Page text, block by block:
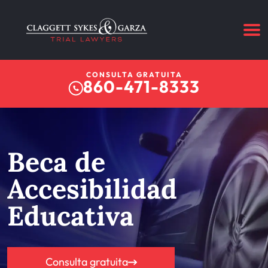
CONSULTA GRATUITA
860-471-8333
Beca de
Accesibilidad
Educativa
Consulta gratuita